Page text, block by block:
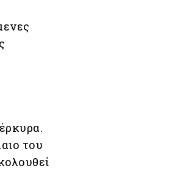
του